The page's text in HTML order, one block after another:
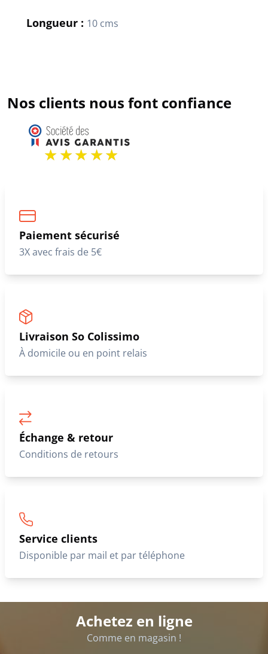
Longueur : 10 cms
Nos clients nous font confiance
Paiement sécurisé
3X avec frais de 5€
Livraison So Colissimo
À domicile ou en point relais
Échange & retour
Conditions de retours
Service clients
Disponible par mail et par téléphone
Achetez en ligne
Comme en magasin !